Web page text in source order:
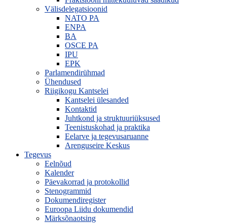
Välisdelegatsioonid
NATO PA
ENPA
BA
OSCE PA
IPU
EPK
Parlamendirühmad
Ühendused
Riigikogu Kantselei
Kantselei ülesanded
Kontaktid
Juhtkond ja struktuuriüksused
Teenistuskohad ja praktika
Eelarve ja tegevusaruanne
Arenguseire Keskus
Tegevus
Eelnõud
Kalender
Päevakorrad ja protokollid
Stenogrammid
Dokumendiregister
Euroopa Liidu dokumendid
Märksõnaotsing